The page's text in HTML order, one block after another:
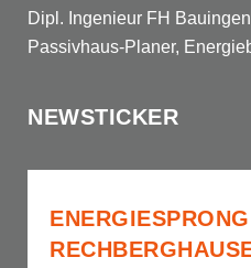
Dipl. Ingenieur FH
Passivhaus-Planer,
NEWSTICKER